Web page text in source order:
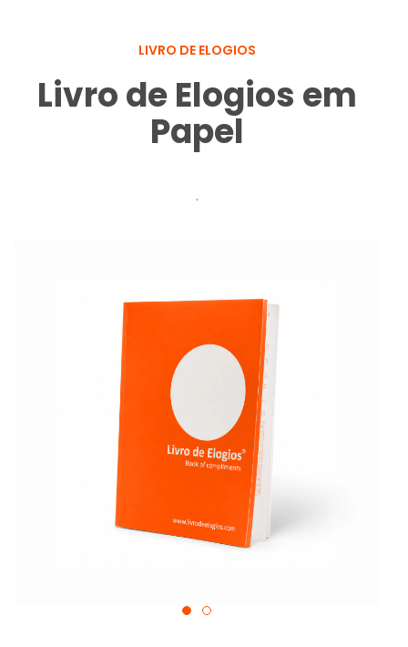
LIVRO DE ELOGIOS
Livro de Elogios em
Papel
.